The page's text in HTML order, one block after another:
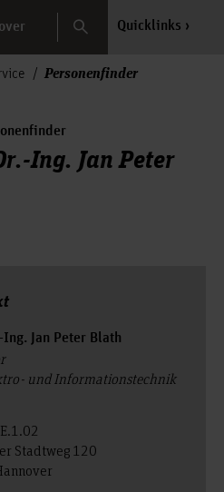
Search Quicklinks
Personenfinder
Ing. Jan Peter
Ing. Jan Peter Blath
und Informationstechnik
Stadtweg 120